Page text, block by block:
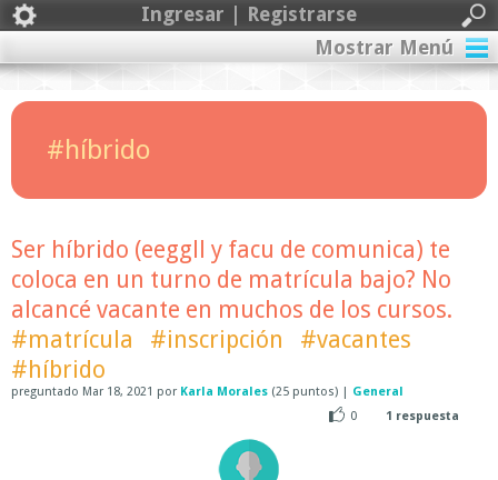
Ingresar | Registrarse
Mostrar Menú
#híbrido
Ser híbrido (eeggll y facu de comunica) te
coloca en un turno de matrícula bajo? No
alcancé vacante en muchos de los cursos.
#matrícula
#inscripción
#vacantes
#híbrido
preguntado Mar 18, 2021 por Karla Morales (25 puntos) | General
0
1 respuesta